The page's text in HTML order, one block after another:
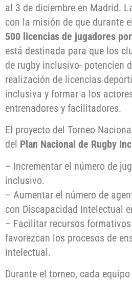
al 3 de diciembre en Madrid.
con la misión de que durante
500 licencias de jugadores
está destinada para que los
de rugby inclusivo- potencien
realización de licencias
inclusiva y formar a los
entrenadores y facilitadores.
El proyecto del Torneo
del Plan Nacional de Rugby
– Incrementar el número de
inclusivo.
– Aumentar el número de
con Discapacidad Intelectual
– Facilitar recursos
favorezcan los procesos de
Intelectual.
Durante el torneo, cada